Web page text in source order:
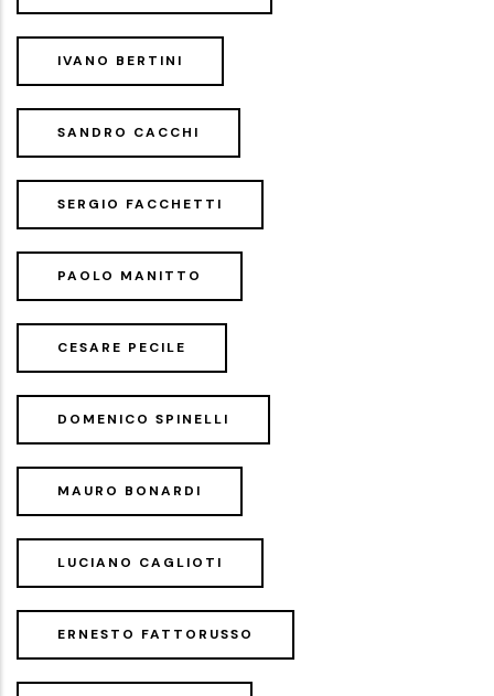
IVANO BERTINI
SANDRO CACCHI
SERGIO FACCHETTI
PAOLO MANITTO
CESARE PECILE
DOMENICO SPINELLI
MAURO BONARDI
LUCIANO CAGLIOTI
ERNESTO FATTORUSSO